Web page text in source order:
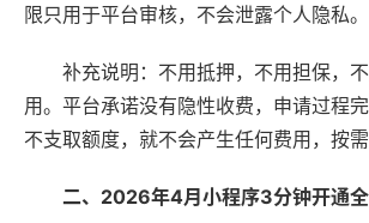
限只用于平台审核，不会泄露个人隐私。
补充说明：不用抵押，不用担保，
用。平台承诺没有隐性收费，申请过程
不支取额度，就不会产生任何费用，按需
二、2026年4月小程序3分钟开通